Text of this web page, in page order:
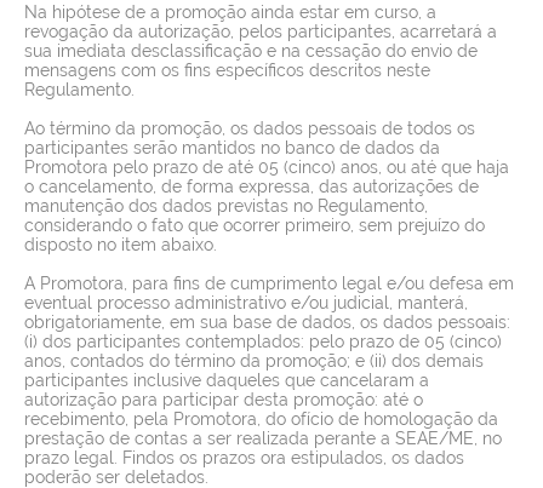
Na hipótese de a promoção ainda estar em curso, a
revogação da autorização, pelos participantes, acarretará a
sua imediata desclassificação e na cessação do envio de
mensagens com os fins específicos descritos neste
Regulamento.
Ao término da promoção, os dados pessoais de todos os
participantes serão mantidos no banco de dados da
Promotora pelo prazo de até 05 (cinco) anos, ou até que haja
o cancelamento, de forma expressa, das autorizações de
manutenção dos dados previstas no Regulamento,
considerando o fato que ocorrer primeiro, sem prejuízo do
disposto no item abaixo.
A Promotora, para fins de cumprimento legal e/ou defesa em
eventual processo administrativo e/ou judicial, manterá,
obrigatoriamente, em sua base de dados, os dados pessoais:
(i) dos participantes contemplados: pelo prazo de 05 (cinco)
anos, contados do término da promoção; e (ii) dos demais
participantes inclusive daqueles que cancelaram a
autorização para participar desta promoção: até o
recebimento, pela Promotora, do ofício de homologação da
prestação de contas a ser realizada perante a SEAE/ME, no
prazo legal. Findos os prazos ora estipulados, os dados
poderão ser deletados.